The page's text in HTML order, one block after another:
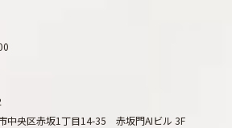
中央区赤坂1丁目14-35 赤坂門AIビル 3F